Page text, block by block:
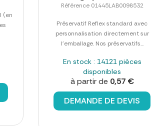
(en
Référence 01445LAB0098532
Préservatif Reflex standard avec
personnalisation directement sur
l'emballage. Nos préservatifs...
En stock : 14121 pièces
disponibles
à partir de 0,57 €
DEMANDE DE DEVIS